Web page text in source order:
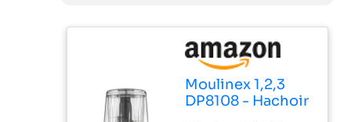
Moulinex 1,2,3
DP8108 - Hachoir